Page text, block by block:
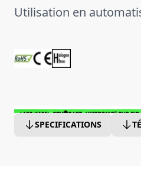
Utilisation en
SPECIFICATIONS